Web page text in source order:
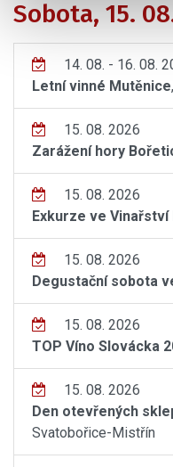
Sobota, 15.
14. 08. - 16. 08.
Letní vinné Mutěnice
15. 08. 2026
Zarážení hory
15. 08. 2026
Exkurze ve Vinařství
15. 08. 2026
Degustační sobota
15. 08. 2026
TOP Víno Slovácka
15. 08. 2026
Den otevřených
Svatobořice-Mistřín